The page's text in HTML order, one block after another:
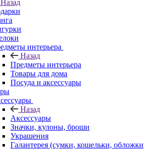
Назад
интерьера
Назад
Предметы интерьера
Товары для дома
Посуда и аксессуары
Назад
Аксессуары
Значки, кулоны, броши
Украшения
Галантерея (сумки, кошельки, обложки